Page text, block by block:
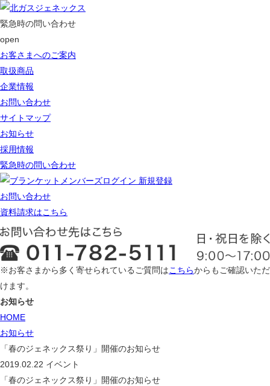
緊急時の問い合わせ
open
お客さまへのご案内
取扱商品
企業情報
お問い合わせ
サイトマップ
お知らせ
採用情報
緊急時の問い合わせ
ログイン 新規登録
お問い合わせ
資料請求はこちら
※お客さまから多く寄せられているご質問はこちらからもご確認いただ
けます。
お知らせ
HOME
お知らせ
「春のジェネックス祭り」開催のお知らせ
2019.02.22 イベント
「春のジェネックス祭り」開催のお知らせ